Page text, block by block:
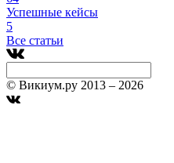
Успешные кейсы
5
Все статьи
© Викиум.ру 2013 – 2026